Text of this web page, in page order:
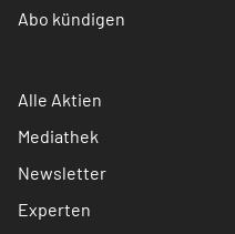
Abo kündigen
Alle Aktien
Mediathek
Newsletter
Experten